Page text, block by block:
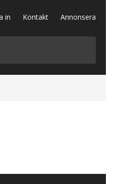
in Kontakt Annonsera